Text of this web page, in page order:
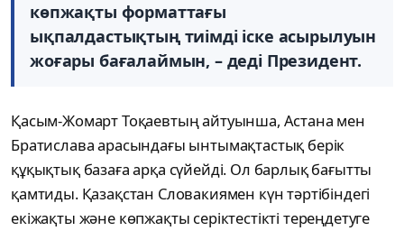
көпжақты форматтағы
ықпалдастықтың тиімді іске асырылуын
жоғары бағалаймын, – деді Президент.
Қасым-Жомарт Тоқаевтың айтуынша, Астана мен
Братислава арасындағы ынтымақтастық берік
құқықтық базаға арқа сүйейді. Ол барлық бағытты
қамтиды. Қазақстан Словакиямен күн тәртібіндегі
екіжақты және көпжақты серіктестікті тереңдетуге